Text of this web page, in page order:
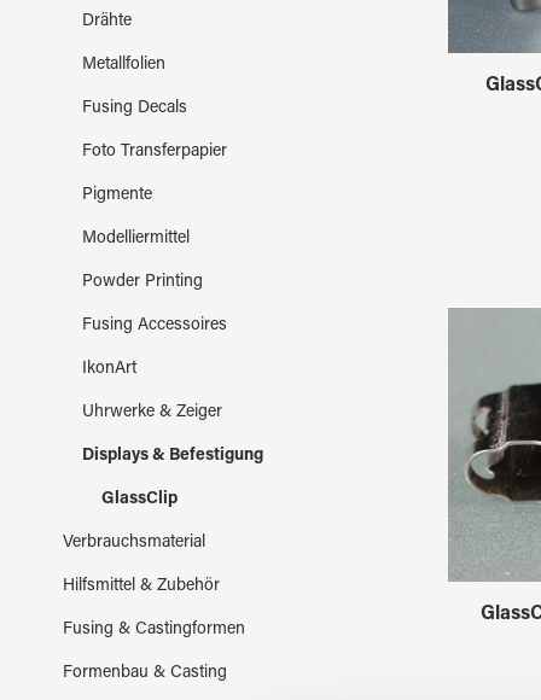
Drähte
Metallfolien
Fusing Decals
Foto Transferpapier
Pigmente
Modelliermittel
Powder Printing
Fusing Accessoires
IkonArt
Uhrwerke & Zeiger
Displays & Befestigung
GlassClip
Verbrauchsmaterial
Hilfsmittel & Zubehör
Fusing & Castingformen
Formenbau & Casting